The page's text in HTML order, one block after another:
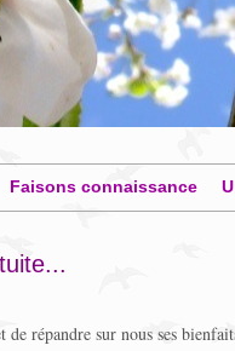
Faisons connaissance
de répandre sur nous ses